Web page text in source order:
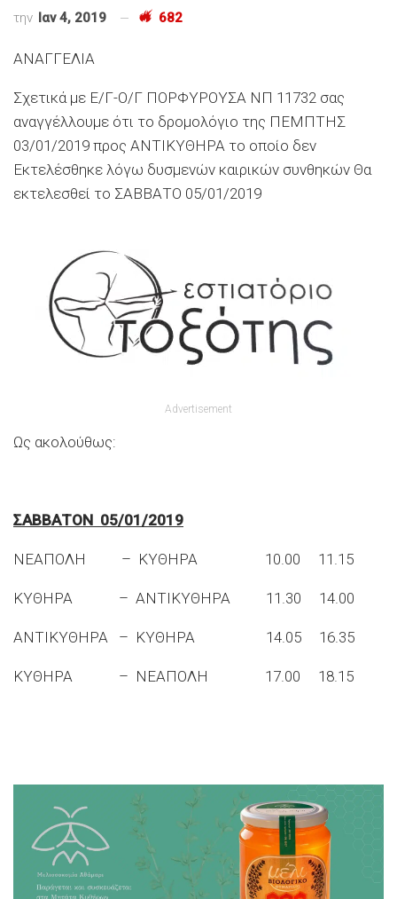
την Ιαν 4, 2019 682
ΑΝΑΓΓΕΛΙΑ
Σχετικά με Ε/Γ-Ο/Γ ΠΟΡΦΥΡΟΥΣΑ ΝΠ 11732 σας
αναγγέλλουμε ότι το δρομολόγιο της ΠΕΜΠΤΗΣ
03/01/2019 προς ΑΝΤΙΚΥΘΗΡΑ το οποίο δεν
Εκτελέσθηκε λόγω δυσμενών καιρικών συνθηκών Θα
εκτελεσθεί το ΣΑΒΒΑΤΟ 05/01/2019
Advertisement
Ως ακολούθως:
ΣΑΒΒΑΤΟΝ 05/01/2019
ΝΕΑΠΟΛΗ – ΚΥΘΗΡΑ 10.00 11.15
ΚΥΘΗΡΑ – ΑΝΤΙΚΥΘΗΡΑ 11.30 14.00
ΑΝΤΙΚΥΘΗΡΑ – ΚΥΘΗΡΑ 14.05 16.35
ΚΥΘΗΡΑ – ΝΕΑΠΟΛΗ 17.00 18.15